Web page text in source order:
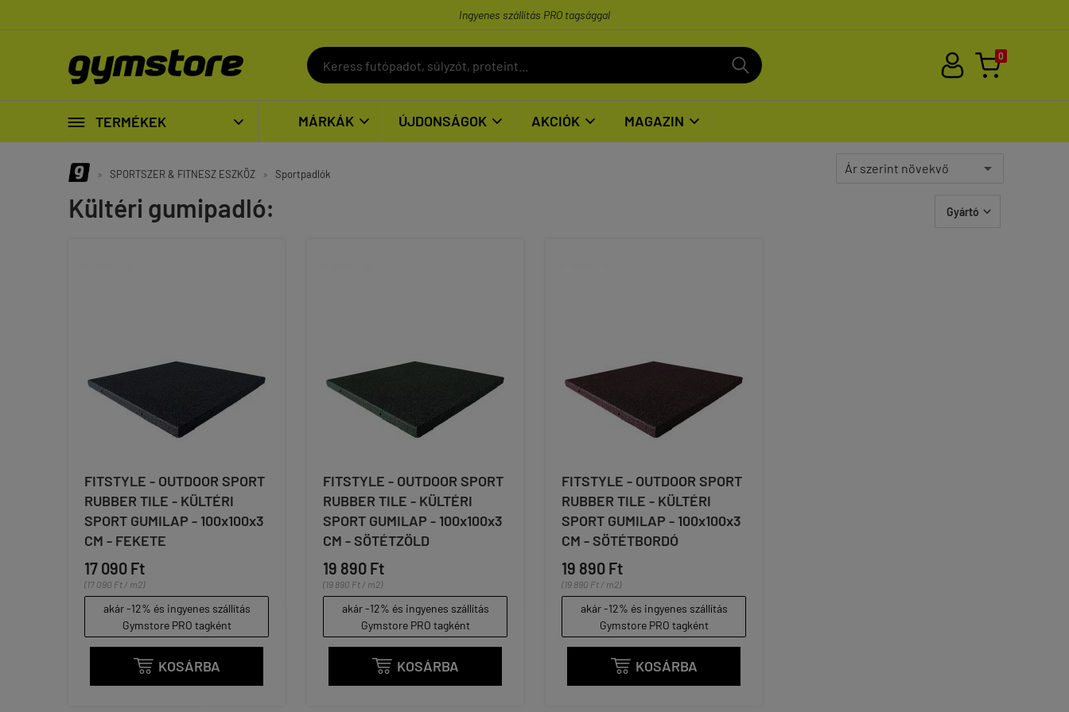
Ingyenes szállítás PRO tagsággal
0
 TERMÉKEK  MÁRKÁK  ÚJDONSÁGOK  AKCIÓK  MAGAZIN 
» SPORTSZER & FITNESZ ESZKÖZ » Sportpadlók
Kültéri gumipadló: Gyártó 
FITSTYLE - OUTDOOR SPORT
RUBBER TILE - KÜLTÉRI
SPORT GUMILAP - 100x100x3
CM - FEKETE
17 090 Ft
(17 090 Ft / m2)
akár -12% és ingyenes szállítás
Gymstore PRO tagként
 KOSÁRBA
FITSTYLE - OUTDOOR SPORT
RUBBER TILE - KÜLTÉRI
SPORT GUMILAP - 100x100x3
CM - SÖTÉTZÖLD
19 890 Ft
(19 890 Ft / m2)
akár -12% és ingyenes szállítás
Gymstore PRO tagként
 KOSÁRBA
FITSTYLE - OUTDOOR SPORT
RUBBER TILE - KÜLTÉRI
SPORT GUMILAP - 100x100x3
CM - SÖTÉTBORDÓ
19 890 Ft
(19 890 Ft / m2)
akár -12% és ingyenes szállítás
Gymstore PRO tagként
 KOSÁRBA